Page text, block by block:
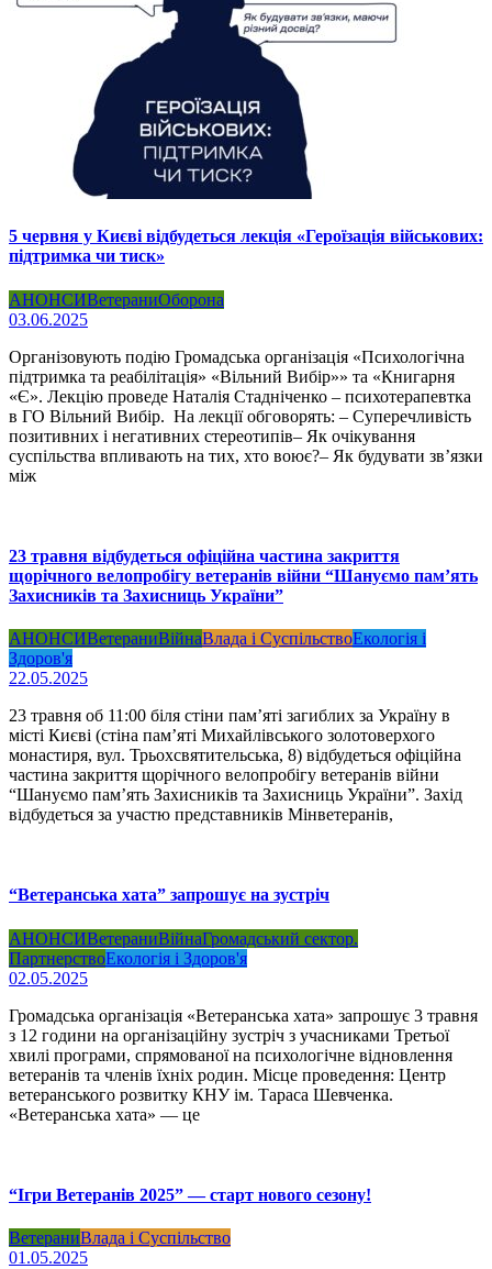
5 червня у Києві відбудеться лекція «Героїзація військових:
підтримка чи тиск»
АНОНСИВетераниОборона
03.06.2025
Організовують подію Громадська організація «Психологічна
підтримка та реабілітація» «Вільний Вибір»» та «Книгарня
«Є». Лекцію проведе Наталія Стадніченко – психотерапевтка
в ГО Вільний Вибір. На лекції обговорять: – Суперечливість
позитивних і негативних стереотипів– Як очікування
суспільства впливають на тих, хто воює?– Як будувати звʼязки
між
23 травня відбудеться офіційна частина закриття
щорічного велопробігу ветеранів війни “Шануємо пам’ять
Захисників та Захисниць України”
АНОНСИВетераниВійнаВлада і СуспільствоЕкологія і
Здоров'я
22.05.2025
23 травня об 11:00 біля стіни пам’яті загиблих за Україну в
місті Києві (стіна пам’яті Михайлівського золотоверхого
монастиря, вул. Трьохсвятительська, 8) відбудеться офіційна
частина закриття щорічного велопробігу ветеранів війни
“Шануємо пам’ять Захисників та Захисниць України”. Захід
відбудеться за участю представників Мінветеранів,
“Ветеранська хата” запрошує на зустріч
АНОНСИВетераниВійнаГромадський сектор.
ПартнерствоЕкологія і Здоров'я
02.05.2025
Громадська організація «Ветеранська хата» запрошує 3 травня
з 12 години на організаційну зустріч з учасниками Третьої
хвилі програми, спрямованої на психологічне відновлення
ветеранів та членів їхніх родин. Місце проведення: Центр
ветеранського розвитку КНУ ім. Тараса Шевченка.
«Ветеранська хата» — це
“Ігри Ветеранів 2025” — старт нового сезону!
ВетераниВлада і Суспільство
01.05.2025